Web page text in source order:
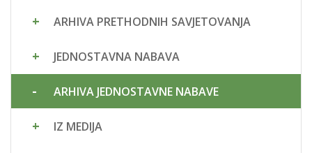
ARHIVA PRETHODNIH SAVJETOVANJA
JEDNOSTAVNA NABAVA
ARHIVA JEDNOSTAVNE NABAVE
IZ MEDIJA